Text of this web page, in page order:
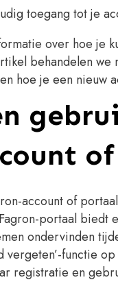
toegang tot je
over hoe je
behandelen
hoe je een nieuw
account of
portaal biedt
ondervinden
vergeten’-functie
registratie en